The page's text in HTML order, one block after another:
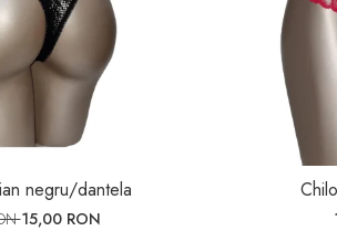
negru/dantela
15,00 RON